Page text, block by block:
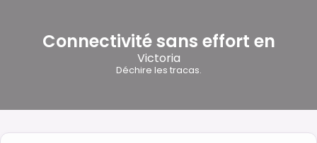
Connectivité sans effort en
Victoria
Déchire les tracas.